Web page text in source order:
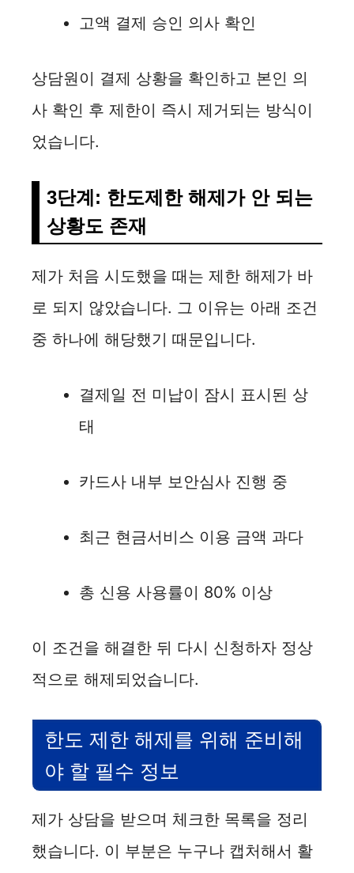
고액 결제 승인 의사 확인
상담원이 결제 상황을 확인하고 본인 의
사 확인 후 제한이 즉시 제거되는 방식이
었습니다.
3단계: 한도제한 해제가 안 되는
상황도 존재
제가 처음 시도했을 때는 제한 해제가 바
로 되지 않았습니다. 그 이유는 아래 조건
중 하나에 해당했기 때문입니다.
결제일 전 미납이 잠시 표시된 상
태
카드사 내부 보안심사 진행 중
최근 현금서비스 이용 금액 과다
총 신용 사용률이 80% 이상
이 조건을 해결한 뒤 다시 신청하자 정상
적으로 해제되었습니다.
한도 제한 해제를 위해 준비해
야 할 필수 정보
제가 상담을 받으며 체크한 목록을 정리
했습니다. 이 부분은 누구나 캡처해서 활